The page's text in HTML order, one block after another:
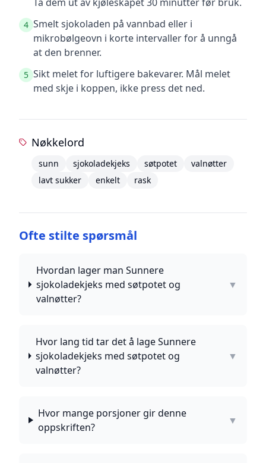
4 Smelt sjokoladen på vannbad eller i
mikrobølgeovn i korte intervaller for å unngå
at den brenner.
5 Sikt melet for luftigere bakevarer. Mål melet
med skje i koppen, ikke press det ned.
Nøkkelord
sunn sjokoladekjeks søtpotet
valnøtter
lavt sukker
enkelt rask
Ofte stilte spørsmål
Hvordan lager man Sunnere
sjokoladekjeks med søtpotet og
valnøtter?
▼
Hvor lang tid tar det å lage Sunnere
sjokoladekjeks med søtpotet og
valnøtter?
▼
Hvor mange porsjoner gir denne
oppskriften?
▼